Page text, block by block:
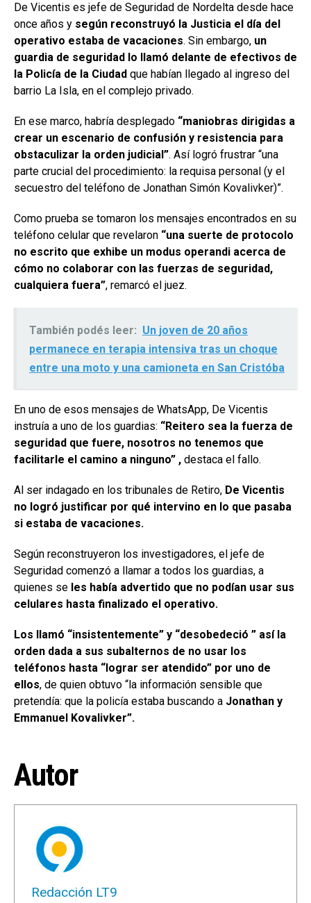
De Vicentis es jefe de Seguridad de Nordelta desde hace
once años y según reconstruyó la Justicia el día del
operativo estaba de vacaciones. Sin embargo, un
guardia de seguridad lo llamó delante de efectivos de
la Policía de la Ciudad que habían llegado al ingreso del
barrio La Isla, en el complejo privado.
En ese marco, habría desplegado “maniobras dirigidas a
crear un escenario de confusión y resistencia para
obstaculizar la orden judicial”. Así logró frustrar “una
parte crucial del procedimiento: la requisa personal (y el
secuestro del teléfono de Jonathan Simón Kovalivker)”.
Como prueba se tomaron los mensajes encontrados en su
teléfono celular que revelaron “una suerte de protocolo
no escrito que exhibe un modus operandi acerca de
cómo no colaborar con las fuerzas de seguridad,
cualquiera fuera”, remarcó el juez.
También podés leer: Un joven de 20 años
permanece en terapia intensiva tras un choque
entre una moto y una camioneta en San Cristóba
En uno de esos mensajes de WhatsApp, De Vicentis
instruía a uno de los guardias: “Reitero sea la fuerza de
seguridad que fuere, nosotros no tenemos que
facilitarle el camino a ninguno” , destaca el fallo.
Al ser indagado en los tribunales de Retiro, De Vicentis
no logró justificar por qué intervino en lo que pasaba
si estaba de vacaciones.
Según reconstruyeron los investigadores, el jefe de
Seguridad comenzó a llamar a todos los guardias, a
quienes se les había advertido que no podían usar sus
celulares hasta finalizado el operativo.
Los llamó “insistentemente” y “desobedeció ” así la
orden dada a sus subalternos de no usar los
teléfonos hasta “lograr ser atendido” por uno de
ellos, de quien obtuvo “la información sensible que
pretendía: que la policía estaba buscando a Jonathan y
Emmanuel Kovalivker”.
Autor
Redacción LT9